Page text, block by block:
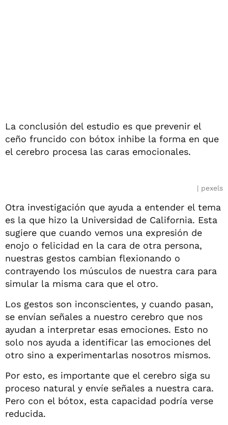
La conclusión del estudio es que prevenir el
ceño fruncido con bótox inhibe la forma en que
el cerebro procesa las caras emocionales.
pexels
Otra investigación que ayuda a entender el tema
es la que hizo la Universidad de California. Esta
sugiere que cuando vemos una expresión de
enojo o felicidad en la cara de otra persona,
nuestras gestos cambian flexionando o
contrayendo los músculos de nuestra cara para
simular la misma cara que el otro.
Los gestos son inconscientes, y cuando pasan,
se envían señales a nuestro cerebro que nos
ayudan a interpretar esas emociones. Esto no
solo nos ayuda a identificar las emociones del
otro sino a experimentarlas nosotros mismos.
Por esto, es importante que el cerebro siga su
proceso natural y envíe señales a nuestra cara.
Pero con el bótox, esta capacidad podría verse
reducida.